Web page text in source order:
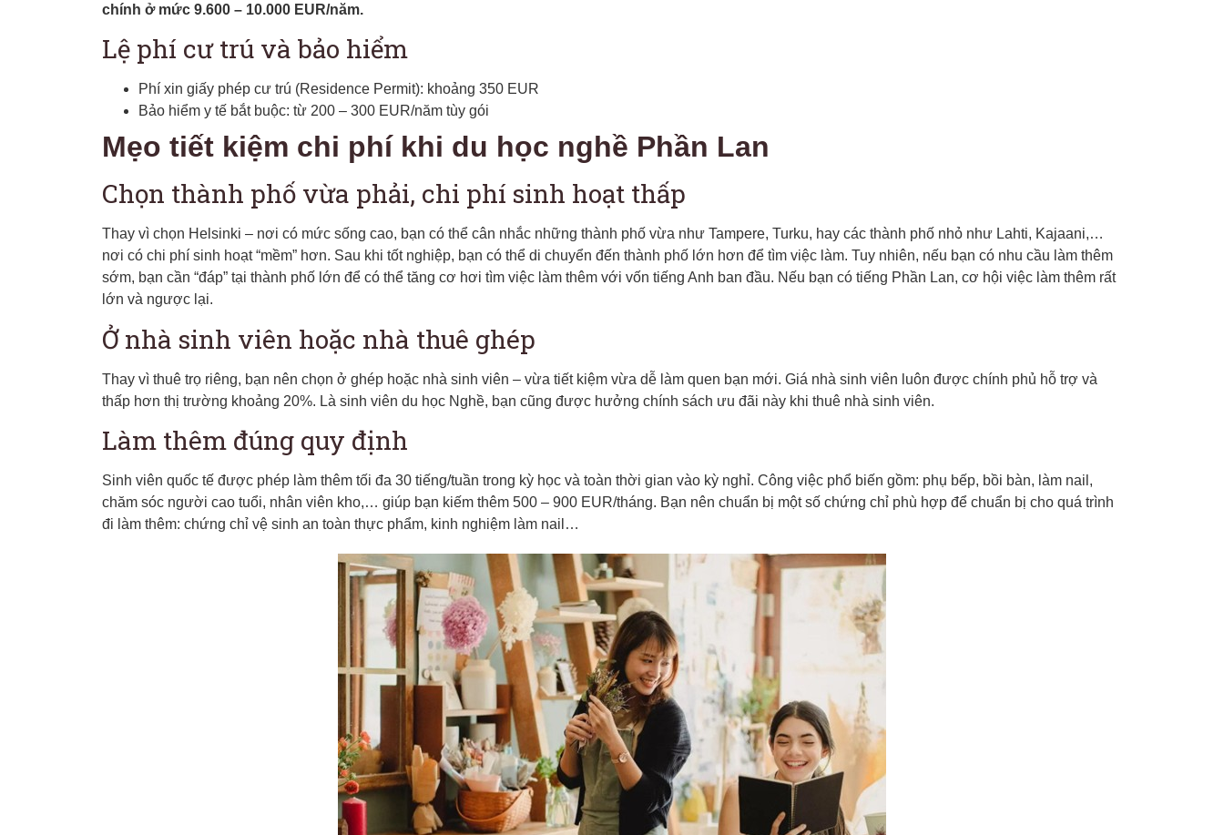
chính ở mức 9.600 – 10.000 EUR/năm.
Lệ phí cư trú và bảo hiểm
Phí xin giấy phép cư trú (Residence Permit): khoảng 350 EUR
Bảo hiểm y tế bắt buộc: từ 200 – 300 EUR/năm tùy gói
Mẹo tiết kiệm chi phí khi du học nghề Phần Lan
Chọn thành phố vừa phải, chi phí sinh hoạt thấp
Thay vì chọn Helsinki – nơi có mức sống cao, bạn có thể cân nhắc những thành phố vừa như Tampere, Turku, hay các thành phố nhỏ như Lahti, Kajaani,…
nơi có chi phí sinh hoạt “mềm” hơn. Sau khi tốt nghiệp, bạn có thể di chuyển đến thành phố lớn hơn để tìm việc làm. Tuy nhiên, nếu bạn có nhu cầu làm thêm
sớm, bạn cần “đáp” tại thành phố lớn để có thể tăng cơ hơi tìm việc làm thêm với vốn tiếng Anh ban đầu. Nếu bạn có tiếng Phần Lan, cơ hội việc làm thêm rất
lớn và ngược lại.
Ở nhà sinh viên hoặc nhà thuê ghép
Thay vì thuê trọ riêng, bạn nên chọn ở ghép hoặc nhà sinh viên – vừa tiết kiệm vừa dễ làm quen bạn mới. Giá nhà sinh viên luôn được chính phủ hỗ trợ và
thấp hơn thị trường khoảng 20%. Là sinh viên du học Nghề, bạn cũng được hưởng chính sách ưu đãi này khi thuê nhà sinh viên.
Làm thêm đúng quy định
Sinh viên quốc tế được phép làm thêm tối đa 30 tiếng/tuần trong kỳ học và toàn thời gian vào kỳ nghỉ. Công việc phổ biến gồm: phụ bếp, bồi bàn, làm nail,
chăm sóc người cao tuổi, nhân viên kho,… giúp bạn kiếm thêm 500 – 900 EUR/tháng. Bạn nên chuẩn bị một số chứng chỉ phù hợp để chuẩn bị cho quá trình
đi làm thêm: chứng chỉ vệ sinh an toàn thực phẩm, kinh nghiệm làm nail…